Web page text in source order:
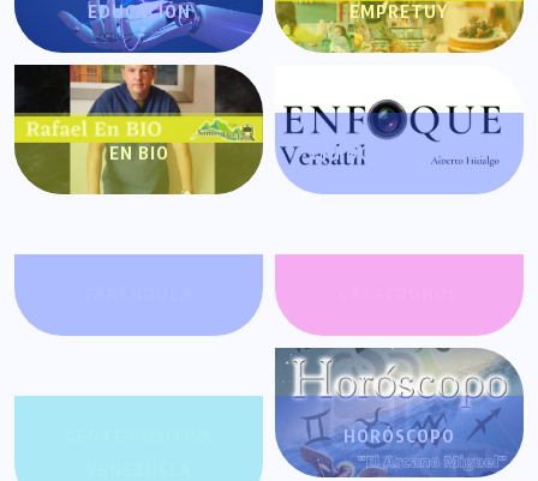
EDUCACIÓN EMPRETUY
EN BIO ENFOQUE VERSÁTIL
HORÓSCOPO